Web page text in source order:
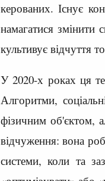
керованих. Існує
намагатися змінити
культивує відчуття
У 2020-х роках ця
Алгоритми,
фізичним об'єктом,
відчуження: вона
системи, коли та